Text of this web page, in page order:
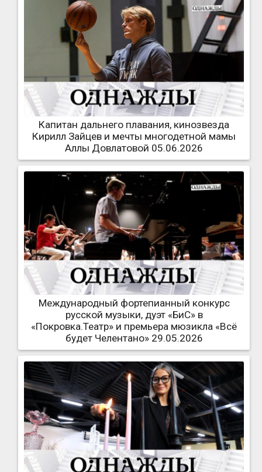
Капитан дальнего плавания, кинозвезда
Кирилл Зайцев и мечты многодетной мамы
Аллы Довлатовой 05.06.2026
Международный фортепианный конкурс
русской музыки, дуэт «БиС» в
«Покровка.Театр» и премьера мюзикла «Всё
будет Челентано» 29.05.2026